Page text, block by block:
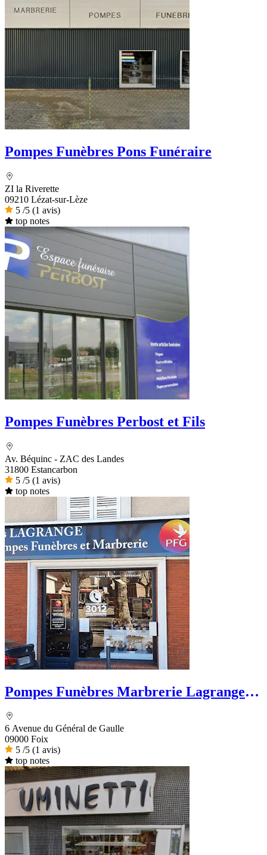
Pompes Funèbres Pons Funéraire
ZI la Riverette
09210 Lézat-sur-Lèze
5 /5 (1 avis)
top notes
Pompes Funèbres Perbost et Fils
Av. Béquinc - ZAC des Landes
31800 Estancarbon
5 /5 (1 avis)
top notes
Pompes Funèbres Marbrerie Lagrange -
6 Avenue du Général de Gaulle
09000 Foix
5 /5 (1 avis)
top notes